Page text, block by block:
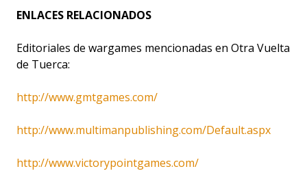
ENLACES RELACIONADOS
Editoriales de wargames mencionadas en Otra Vuelta
de Tuerca:
http://www.gmtgames.com/
http://www.multimanpublishing.com/Default.aspx
http://www.victorypointgames.com/